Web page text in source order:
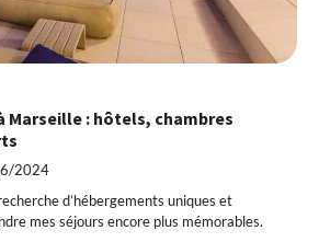
Marseille : hôtels, chambres
2024
d’hébergements uniques et
mes séjours encore plus mémorables.